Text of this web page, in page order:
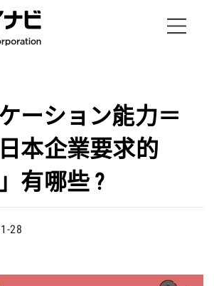
ーション能力＝
本企業要求的
有哪些 ?
28